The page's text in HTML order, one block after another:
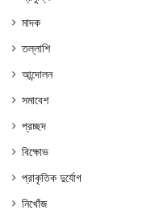
মাদক
তল্লাশি
আন্দোলন
সমাবেশ
প্রচ্ছদ
বিক্ষোভ
প্রাকৃতিক দুর্যোগ
নিখোঁজ